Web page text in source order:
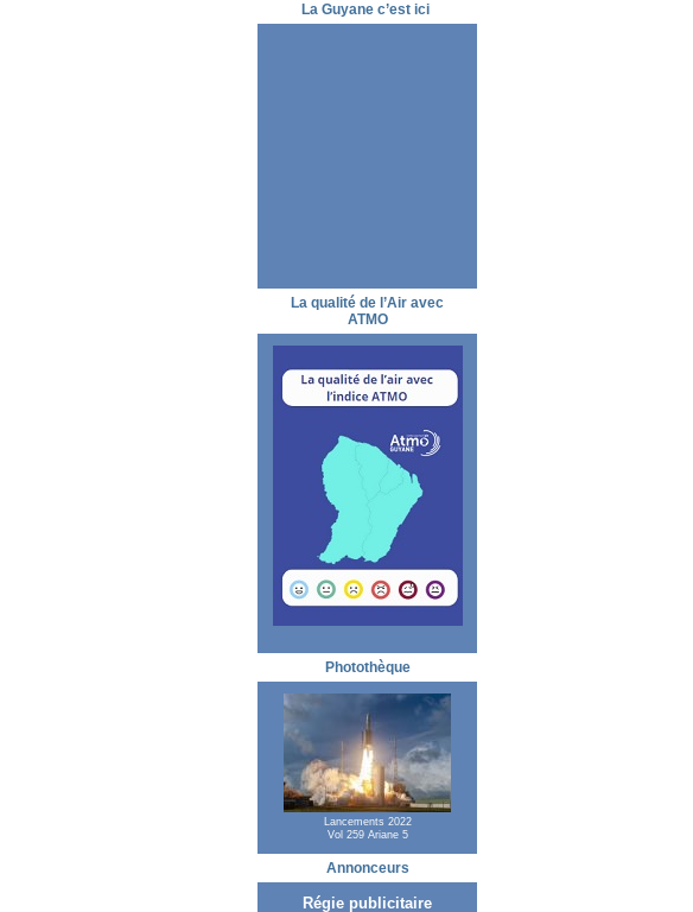
La Guyane c’est ici
La qualité de l’Air avec
ATMO
Photothèque
Lancements 2022
Vol 259 Ariane 5
Annonceurs
Régie publicitaire